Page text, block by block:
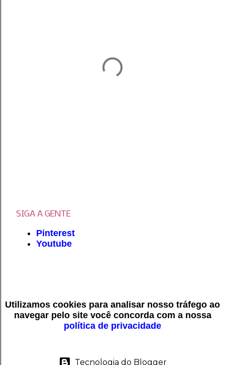
SIGA A GENTE
Pinterest
Youtube
Utilizamos cookies para analisar nosso tráfego ao
navegar pelo site você concorda com a nossa
política de privacidade
Tecnologia do Blogger